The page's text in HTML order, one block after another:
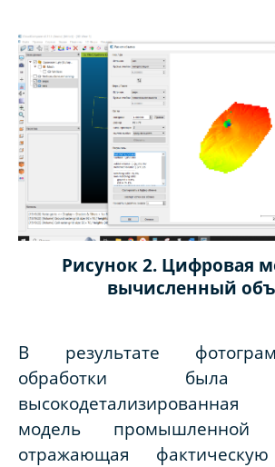
Рисунок 2. Цифровая
вычисленный
В результате
обработки была
модель промышленной
отражающая